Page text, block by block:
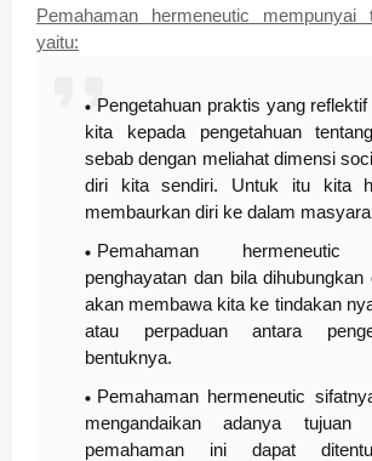
Pemahaman hermeneutic mempunyai
yaitu:
Pengetahuan praktis yang
kita kepada pengetahuan
sebab dengan meliahat dimensi
diri kita sendiri. Untuk itu kita
membaurkan diri ke dalam
Pemahaman hermeneutic
penghayatan dan bila dihubungkan
akan membawa kita ke tindakan
atau perpaduan antara
bentuknya.
Pemahaman hermeneutic
mengandaikan adanya
pemahaman ini dapat